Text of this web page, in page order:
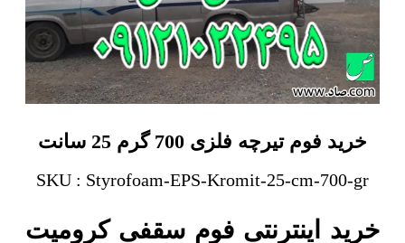
خرید فوم تیرچه فلزی 700 گرم 25 سانت
SKU : Styrofoam-EPS-Kromit-25-cm-700-gr
خرید اینترنتی فوم سقفی کرومیت